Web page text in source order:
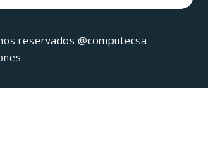
reservados @computecsa